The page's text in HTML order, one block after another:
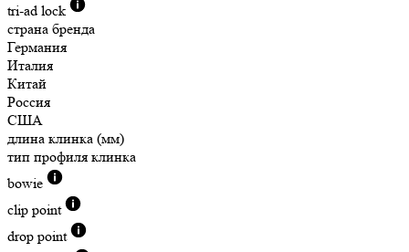
tri-ad lock
страна бренда
Германия
Италия
Китай
Россия
США
длина клинка (мм)
тип профиля клинка
bowie
clip point
drop point